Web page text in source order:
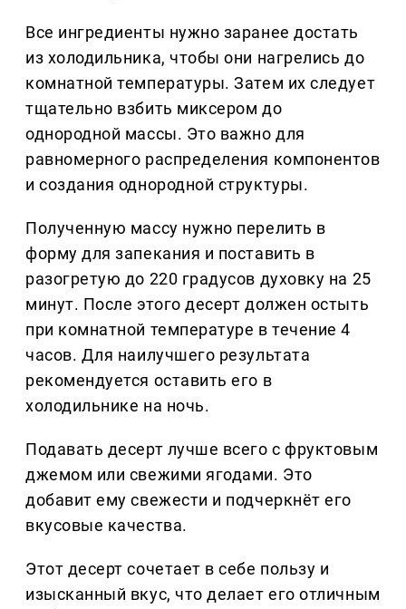
Все ингредиенты нужно заранее достать
из холодильника, чтобы они нагрелись до
комнатной температуры. Затем их следует
тщательно взбить миксером до
однородной массы. Это важно для
равномерного распределения компонентов
и создания однородной структуры.
Полученную массу нужно перелить в
форму для запекания и поставить в
разогретую до 220 градусов духовку на 25
минут. После этого десерт должен остыть
при комнатной температуре в течение 4
часов. Для наилучшего результата
рекомендуется оставить его в
холодильнике на ночь.
Подавать десерт лучше всего с фруктовым
джемом или свежими ягодами. Это
добавит ему свежести и подчеркнёт его
вкусовые качества.
Этот десерт сочетает в себе пользу и
изысканный вкус, что делает его отличным